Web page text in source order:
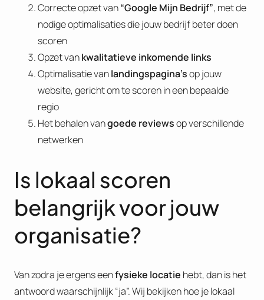
Correcte opzet van“Google Mijn Bedrijf”, met de
nodige optimalisaties die jouw bedrijf beter doen
scoren
Opzet vankwalitatieve inkomende links
Optimalisatie vanlandingspagina’sop jouw
website, gericht om te scoren in een bepaalde
regio
Het behalen vangoede reviewsop verschillende
netwerken
Is lokaal scoren
belangrijk voor jouw
organisatie?
Van zodra je ergens eenfysieke locatie hebt, dan is het
antwoord waarschijnlijk “ja”. Wij bekijken hoe je lokaal